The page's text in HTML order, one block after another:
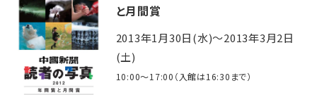
と月間賞
2013年1月30日(水)～2013年3月2日
(土)
10:00～17:00（入館は16:30まで）